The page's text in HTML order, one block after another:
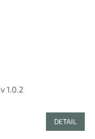
1.0.2
DETAIL